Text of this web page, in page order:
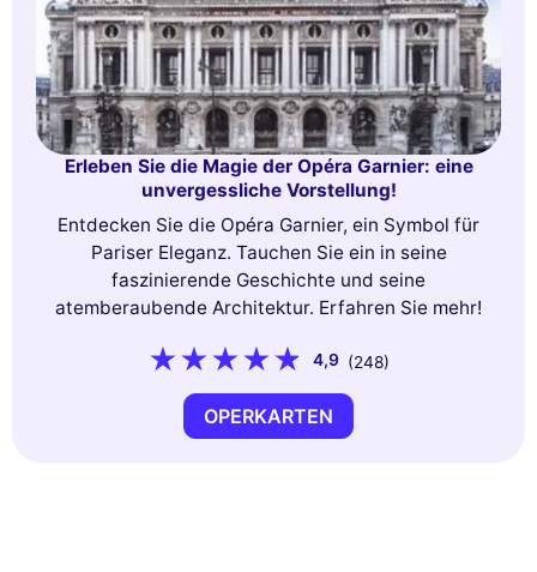
Erleben Sie die Magie der Opéra Garnier: eine
unvergessliche Vorstellung!
Entdecken Sie die Opéra Garnier, ein Symbol für
Pariser Eleganz. Tauchen Sie ein in seine
faszinierende Geschichte und seine
atemberaubende Architektur. Erfahren Sie mehr!
4,9 (248)
OPERKARTEN